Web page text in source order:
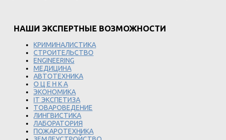
НАШИ ЭКСПЕРТНЫЕ ВОЗМОЖНОСТИ
КРИМИНАЛИСТИКА
СТРОИТЕЛЬСТВО
ENGINEERING
МЕДИЦИНА
АВТОТЕХНИКА
О Ц Е Н К А
ЭКОНОМИКА
IT ЭКСПЕТИЗА
ТОВАРОВЕДЕНИЕ
ЛИНГВИСТИКА
ЛАБОРАТОРИЯ
ПОЖАРОТЕХНИКА